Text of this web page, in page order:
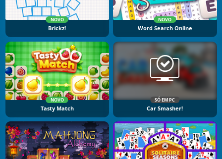
NOVO
Brickz!
NOVO
Word Search Online
NOVO
Tasty Match
SÓ EM PC
Car Smasher!